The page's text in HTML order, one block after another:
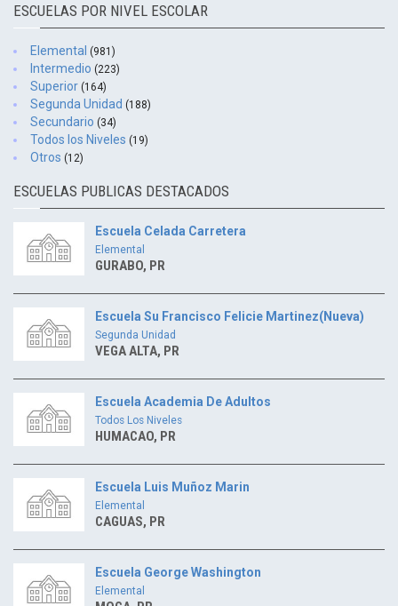
ESCUELAS POR NIVEL ESCOLAR
Elemental (981)
Intermedio (223)
Superior (164)
Segunda Unidad (188)
Secundario (34)
Todos los Niveles (19)
Otros (12)
ESCUELAS PUBLICAS DESTACADOS
Escuela Celada Carretera
Elemental
GURABO, PR
Escuela Su Francisco Felicie Martinez(Nueva)
Segunda Unidad
VEGA ALTA, PR
Escuela Academia De Adultos
Todos Los Niveles
HUMACAO, PR
Escuela Luis Muñoz Marin
Elemental
CAGUAS, PR
Escuela George Washington
Elemental